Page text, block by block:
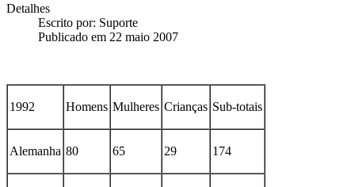
Detalhes
Escrito por: Suporte
Publicado em 22 maio 2007
1992 Homens Mulheres Crianças Sub-totais
Alemanha 80 65 29 174